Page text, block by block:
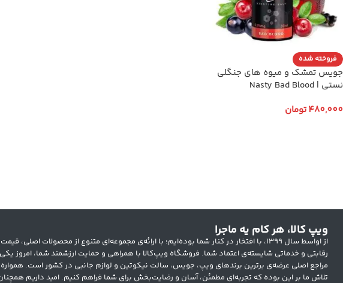
فروخته شده
جویس تمشک و میوه های جنگلی
نستی | Nasty Bad Blood
480,000تومان
ویپ کالا، هر کام یه ماجرا
از اواسط سال ۱۳۹۹، با افتخار در کنار شما بوده‌ایم؛ با ارائه‌ی مجموعه‌ای متنوع از محصولات اصلی،
رقابتی و خدماتی شایسته‌ی اعتماد شما. فروشگاه ویپ‌کالا با همراهی و حمایت ارزشمند شما، امروز یکی
مراجع اصلی عرضه‌ی برترین برندهای ویپ، جویس، سالت نیکوتین و لوازم جانبی در کشور است. همواره
تلاش ما بر این بوده که تجربه‌ای مطمئن، آسان و رضایت‌بخش برای شما فراهم کنیم. امید داریم